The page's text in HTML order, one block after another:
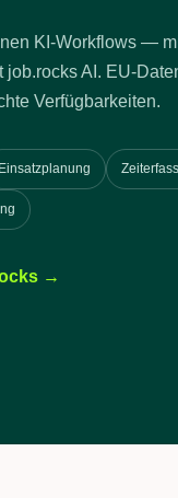
KI-Workflows —
job.rocks AI. EU-
Verfügbarkeiten.
Einsatzplanung
→